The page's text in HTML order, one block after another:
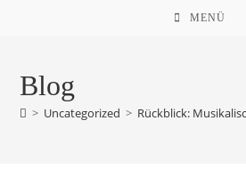
MENÜ
Blog
> Uncategorized > Rückblick: